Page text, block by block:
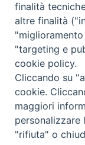
Orari di
Dal lunedì al
Il pomeriggio
seguici su
finalità
altre finalità
"targeting e
cookie policy.
Cliccando su
cookie.
maggiori
personalizzare
"rifiuta" o